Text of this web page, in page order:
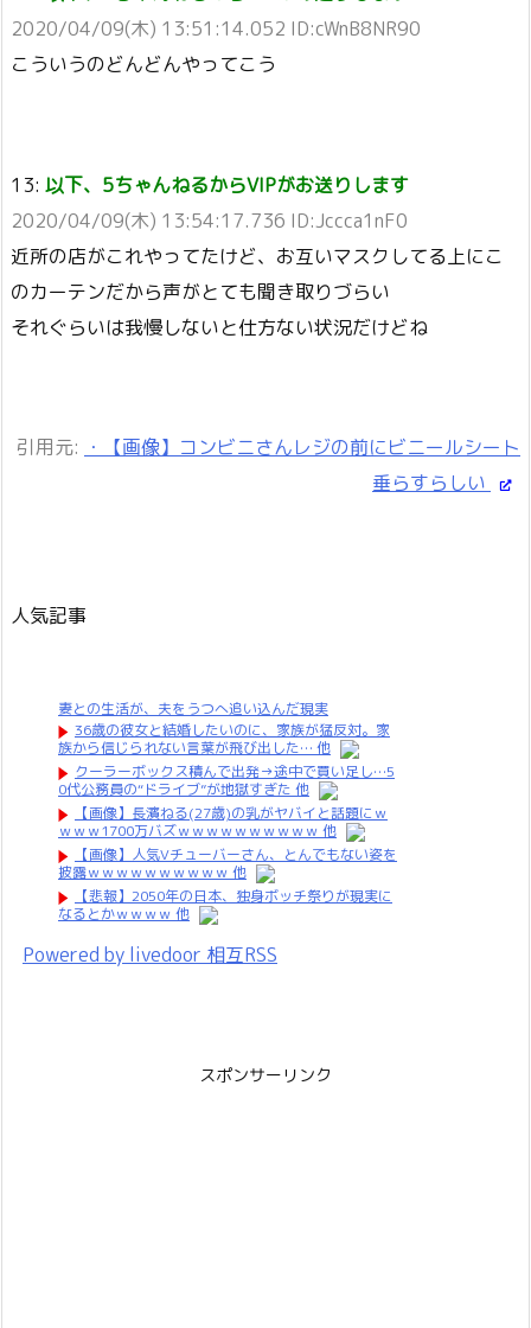
2020/04/09(木) 13:51:14.052 ID:cWnB8NR90
こういうのどんどんやってこう
13: 以下、5ちゃんねるからVIPがお送りします
2020/04/09(木) 13:54:17.736 ID:Jccca1nF0
近所の店がこれやってたけど、お互いマスクしてる上にこ
のカーテンだから声がとても聞き取りづらい
それぐらいは我慢しないと仕方ない状況だけどね
引用元: ・【画像】コンビニさんレジの前にビニールシート
垂らすらしい
人気記事
妻との生活が、夫をうつへ追い込んだ現実
36歳の彼女と結婚したいのに、家族が猛反対。家
族から信じられない言葉が飛び出した… 他
クーラーボックス積んで出発→途中で買い足し…5
0代公務員の“ドライブ”が地獄すぎた 他
【画像】長濱ねる(27歳)の乳がヤバイと話題にｗ
ｗｗｗ1700万バズｗｗｗｗｗｗｗｗｗｗ 他
【画像】人気Vチューバーさん、とんでもない姿を
披露ｗｗｗｗｗｗｗｗｗｗ 他
【悲報】2050年の日本、独身ボッチ祭りが現実に
なるとかｗｗｗｗ 他
Powered by livedoor 相互RSS
スポンサーリンク